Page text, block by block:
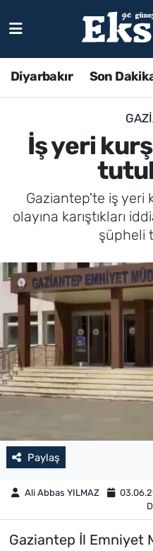
Diyarbakır Son
İş yeri
Gaziantep'te iş yeri
olayına karıştıkları
şüpheli
Paylaş
Ali Abbas YILMAZ
Gaziantep İl Emniyet